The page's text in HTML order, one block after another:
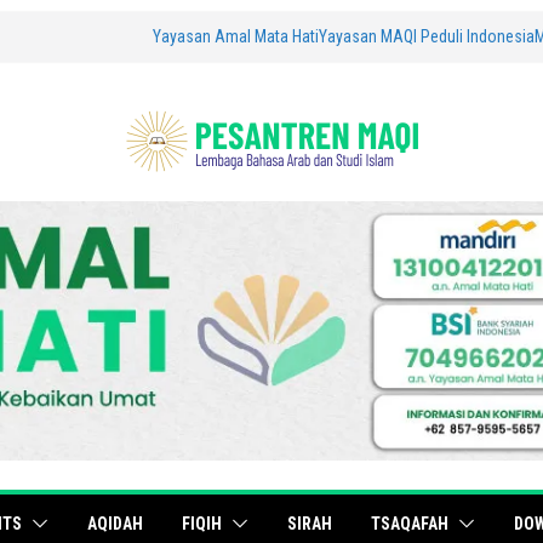
Yayasan Amal Mata HatiYayasan MAQI Peduli Indonesia
AQIDAH FIQIH SIRAH TSAQAFAH